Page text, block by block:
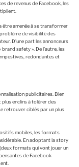
de revenus de Facebook, les
être amenée à se transformer
de visibilité des
D’une part les annonceurs
safety ». De l’autre, les
redondantes et
publicitaires. Bien
plus enclins à tolérer des
retrouver ciblés par un plus
mobiles, les formats
En adoptant la story
formats qui vont jouer un
de Facebook